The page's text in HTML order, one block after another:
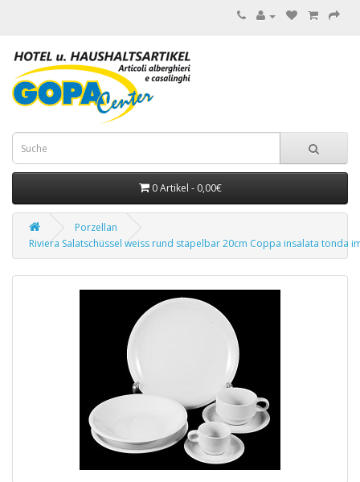
0 Artikel - 0,00€
Porzellan
Riviera Salatschüssel weiss rund stapelbar 20cm Coppa insalata tonda